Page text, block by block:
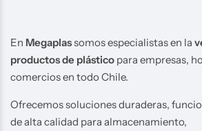
En Megaplassomos especialistas en la
productos de plástico para empresas,
comercios en todo Chile.
Ofrecemos soluciones duraderas,
de alta calidad para almacenamiento,